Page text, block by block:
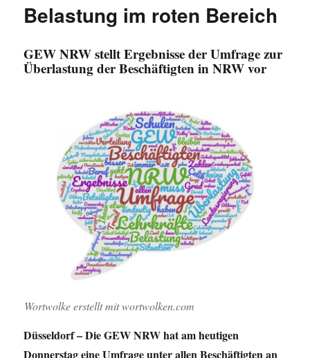
–
zum
Offenen
Belastung im roten Bereich
GEW NRW stellt Ergebnisse der Umfrage zur
Überlastung der Beschäftigten in NRW vor
Wortwolke erstellt mit wortwolken.com
Düsseldorf – Die GEW NRW hat am heutigen
Donnerstag eine Umfrage unter allen Beschäftigten an